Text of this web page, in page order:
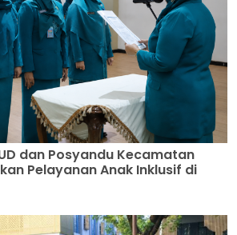
dan Posyandu Kecamatan
Pelayanan Anak Inklusif di